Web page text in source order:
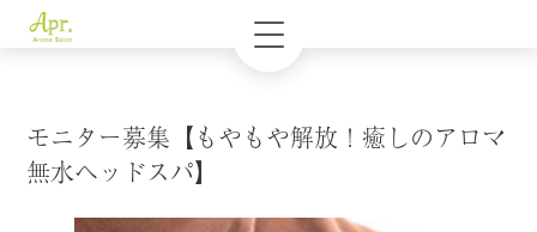
モニター募集【もやもや解放！癒しのアロマ
無水ヘッドスパ】